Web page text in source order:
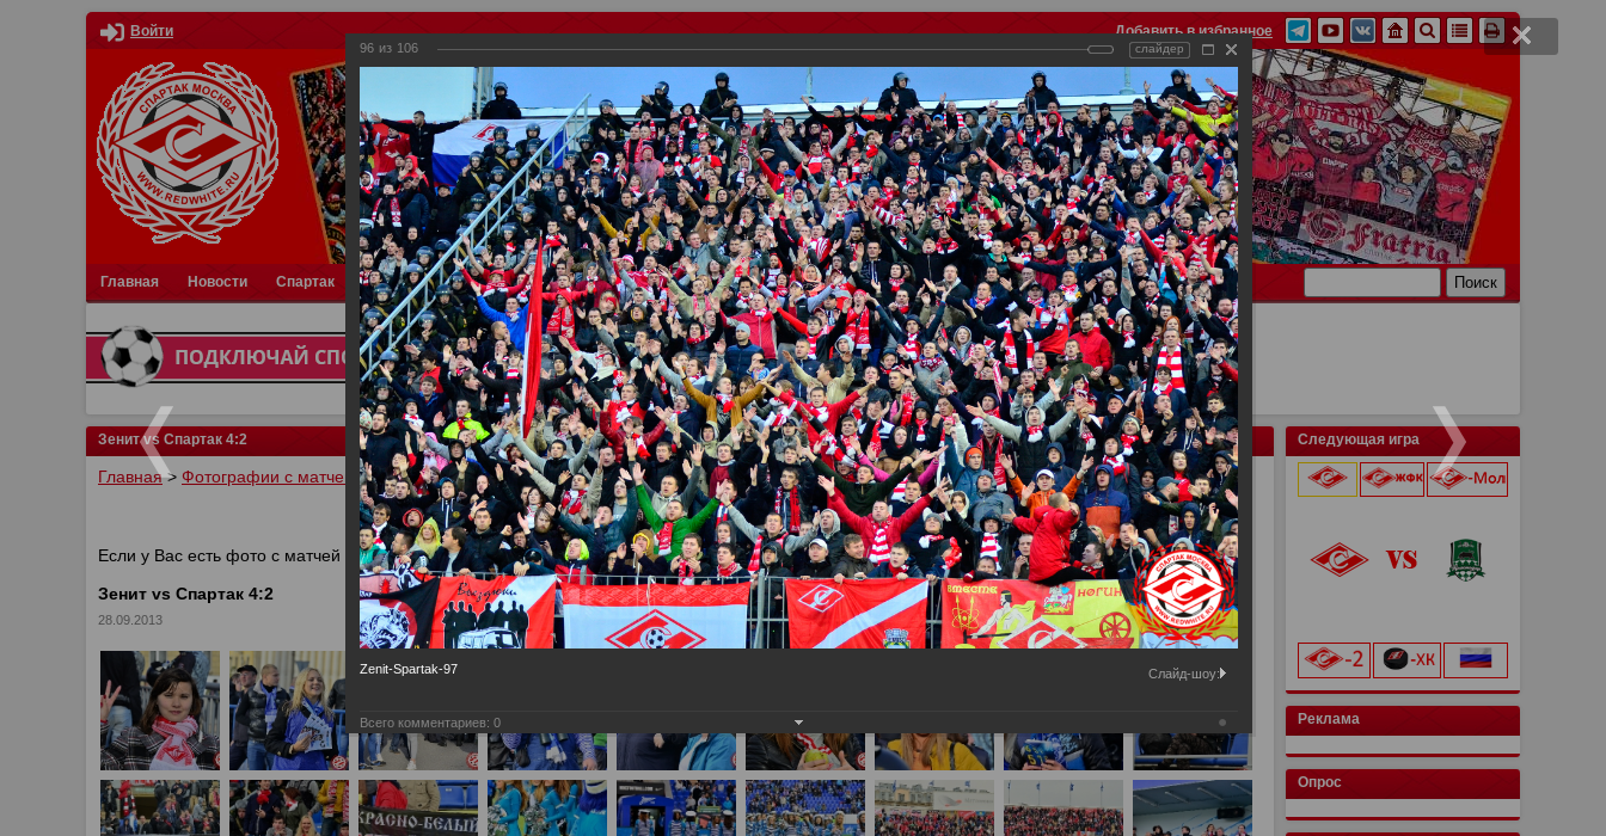
Войти Добавить в избранное
Главная Новости Спартак Турниры Фотки Отчеты Видео Фанату Стадионы О футболе КБ Форум Ссылки Связь
Зенит vs Спартак 4:2
Главная> Фотографии с матчей Спартака, Сборной Росиии>ФК Спартак>Сезон 2013/2014>Зенит vs Спартак 4:2
Уважаемые посетители нашего сайта!
Если у Вас есть фото с матчей
Спартака, высылайте нам напочтумы обязательно разместим их в этом разделе.
Зенит vs Спартак 4:2
28.09.2013
Следующая игра
Реклама
Опрос
96 из 106 слайдер
Zenit-Spartak-97 Слайд-шоу:
Всего комментариев: 0